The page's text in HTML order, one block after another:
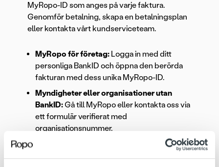
MyRopo-ID som anges på varje faktura.
Genomför betalning, skapa en betalningsplan
eller kontakta vårt kundserviceteam.
MyRopo för företag: Logga in med ditt
personliga BankID och öppna den berörda
fakturan med dess unika MyRopo-ID.
Myndigheter eller organisationer utan
BankID: Gå till MyRopo eller kontakta oss via
ett formulär verifierat med
organisationsnummer.